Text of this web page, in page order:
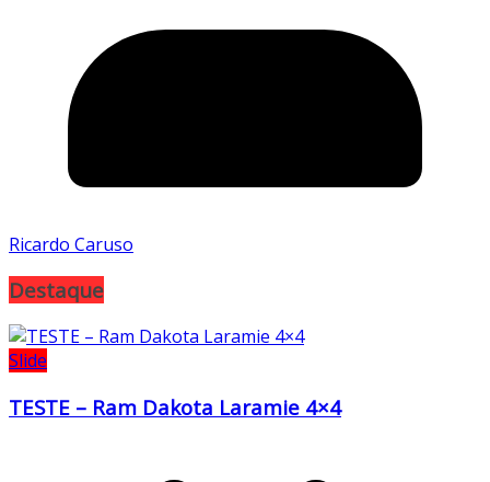
Ricardo Caruso
Destaque
Slide
TESTE – Ram Dakota Laramie 4×4